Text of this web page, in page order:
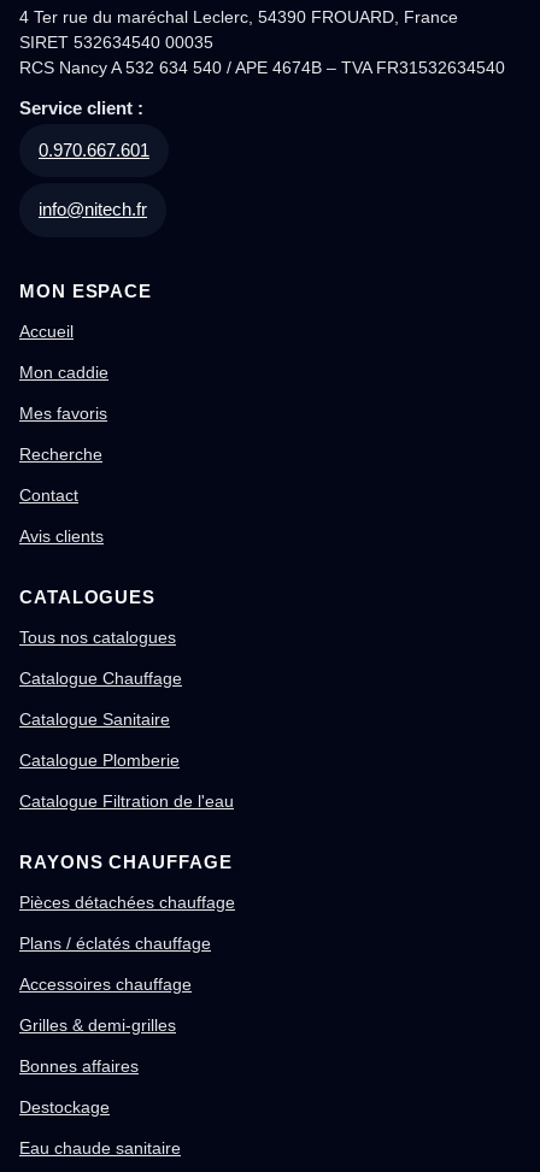
4 Ter rue du maréchal Leclerc, 54390 FROUARD, France
SIRET 532634540 00035
RCS Nancy A 532 634 540 / APE 4674B – TVA FR31532634540
Service client :
0.970.667.601
info@nitech.fr
MON ESPACE
Accueil
Mon caddie
Mes favoris
Recherche
Contact
Avis clients
CATALOGUES
Tous nos catalogues
Catalogue Chauffage
Catalogue Sanitaire
Catalogue Plomberie
Catalogue Filtration de l'eau
RAYONS CHAUFFAGE
Pièces détachées chauffage
Plans / éclatés chauffage
Accessoires chauffage
Grilles & demi-grilles
Bonnes affaires
Destockage
Eau chaude sanitaire